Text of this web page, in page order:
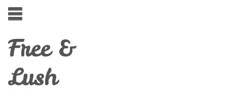
Free &
Lush